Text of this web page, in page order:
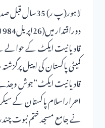
لاہور(پ ر)
قادیانیت ایکٹ کے حوالے
کمیٹی پاکستان کی اپیل
قادیانیت ایکٹ“جوش
احراراسلام پاکستان کے
نے جامع مسجد ختم نبوت